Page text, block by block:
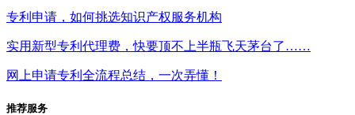
专利申请，如何挑选知识产权服务机构
实用新型专利代理费，快要顶不上半瓶飞天茅台了……
网上申请专利全流程总结，一次弄懂！
推荐服务